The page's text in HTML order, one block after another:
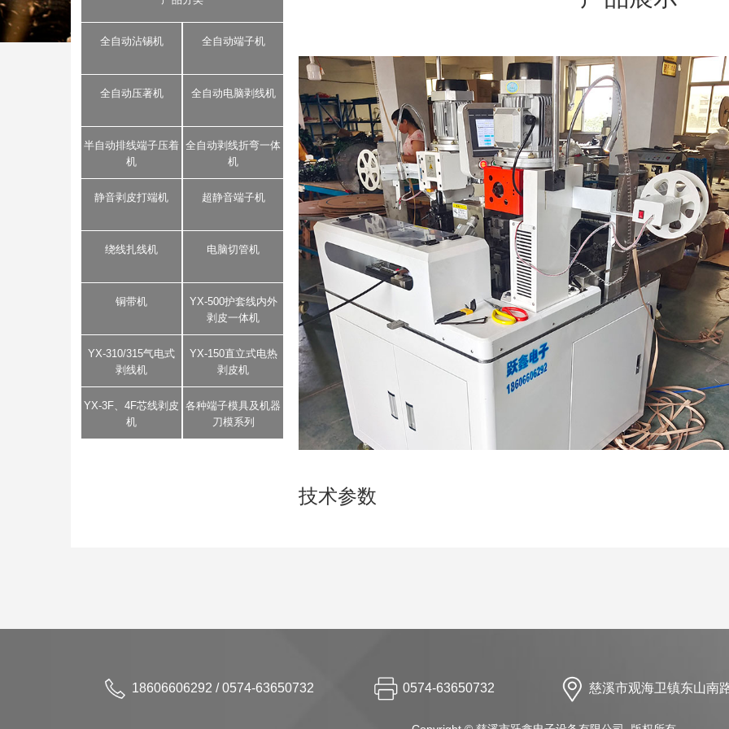
全自动沾锡机 全自动端子机
全自动压著机 全自动电脑剥线机
半自动排线端子压着
机
全自动剥线折弯一体
机
静音剥皮打端机 超静音端子机
绕线扎线机 电脑切管机
铜带机
YX-500护套线内外
剥皮一体机
YX-310/315气电式
剥线机
YX-150直立式电热
剥皮机
YX-3F、4F芯线剥皮
机
各种端子模具及机器
刀模系列
技术参数
18606606292 / 0574-63650732 0574-63650732 慈溪市观海卫镇东山南